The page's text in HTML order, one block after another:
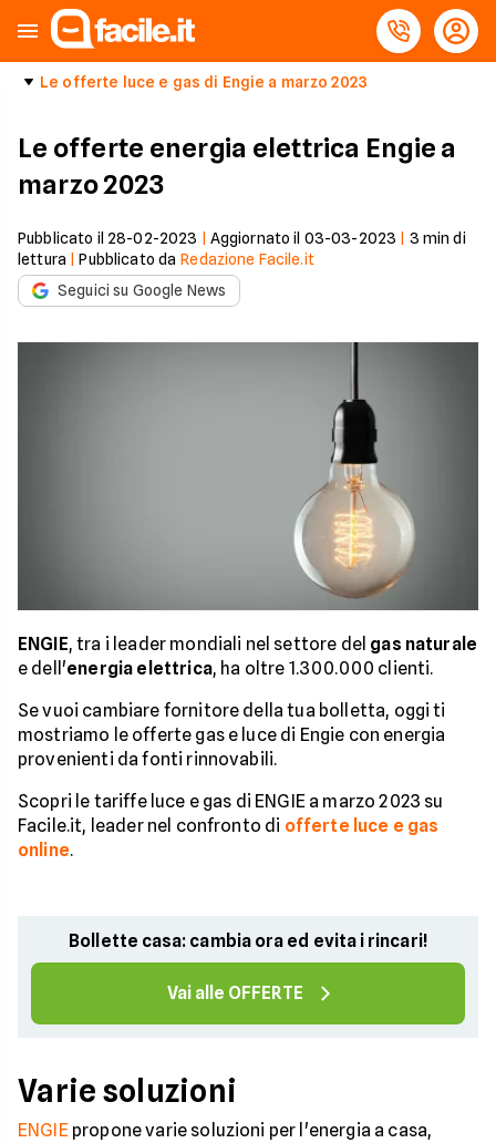
Le offerte luce e gas di Engie a marzo 2023
Le offerte energia elettrica Engie a
marzo 2023
Pubblicato il 28-02-2023 Aggiornato il 03-03-2023 3 min di
lettura |Pubblicato da Redazione Facile.it
Seguici su Google News
ENGIE, tra i leader mondiali nel settore del gas naturale
e dell'energia elettrica, ha oltre 1.300.000 clienti.
Se vuoi cambiare fornitore della tua bolletta, oggi ti
mostriamo le offerte gas e luce di Engie con energia
provenienti da fonti rinnovabili.
Scopri le tariffe luce e gas di ENGIE a marzo 2023 su
Facile.it, leader nel confronto di offerte luce e gas
online.
Bollette casa: cambia ora ed evita i rincari!
Vai alle OFFERTE
Varie soluzioni
ENGIEpropone varie soluzioni per l'energia a casa,